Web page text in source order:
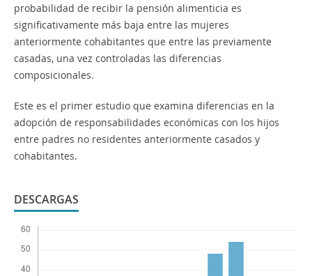
probabilidad de recibir la pensión alimenticia es
significativamente más baja entre las mujeres
anteriormente cohabitantes que entre las previamente
casadas, una vez controladas las diferencias
composicionales.
Este es el primer estudio que examina diferencias en la
adopción de responsabilidades económicas con los hijos
entre padres no residentes anteriormente casados y
cohabitantes.
DESCARGAS